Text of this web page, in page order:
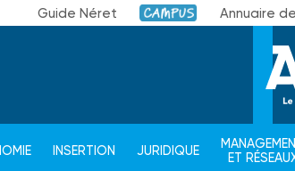
Guide Néret Campus Annuaire
INSERTION JURIDIQUE
ET